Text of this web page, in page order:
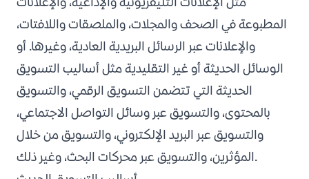
المطبوعة في الصحف والمجلات، والملصقات واللافتات،
والإعلانات عبر الرسائل البريدية العادية، وغيرها. أو
الوسائل الحديثة أو غير التقليدية مثل أساليب التسويق
الحديثة التي تتضمن التسويق الرقمي، والتسويق
بالمحتوى، والتسويق عبر وسائل التواصل الاجتماعي،
والتسويق عبر البريد الإلكتروني، والتسويق من خلال
المؤثرين، والتسويق عبر محركات البحث، وغير ذلك.